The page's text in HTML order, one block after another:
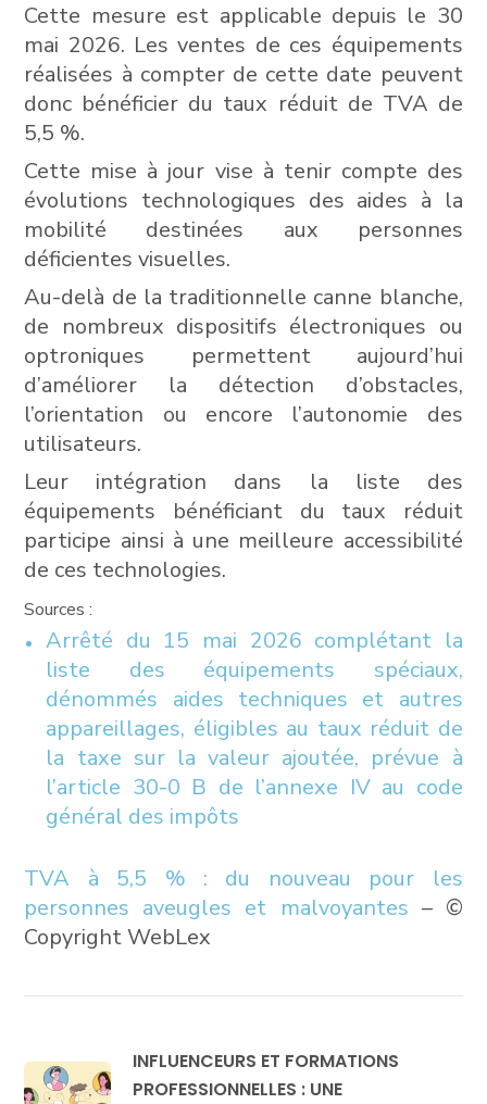
Cette mesure est applicable depuis le 30
mai 2026. Les ventes de ces équipements
réalisées à compter de cette date peuvent
donc bénéficier du taux réduit de TVA de
5,5 %.
Cette mise à jour vise à tenir compte des
évolutions technologiques des aides à la
mobilité destinées aux personnes
déficientes visuelles.
Au-delà de la traditionnelle canne blanche,
de nombreux dispositifs électroniques ou
optroniques permettent aujourd’hui
d’améliorer la détection d’obstacles,
l’orientation ou encore l’autonomie des
utilisateurs.
Leur intégration dans la liste des
équipements bénéficiant du taux réduit
participe ainsi à une meilleure accessibilité
de ces technologies.
Sources :
Arrêté du 15 mai 2026 complétant la
liste des équipements spéciaux,
dénommés aides techniques et autres
appareillages, éligibles au taux réduit de
la taxe sur la valeur ajoutée, prévue à
l’article 30-0 B de l’annexe IV au code
général des impôts
TVA à 5,5 % : du nouveau pour les
personnes aveugles et malvoyantes – ©
Copyright WebLex
INFLUENCEURS ET FORMATIONS
PROFESSIONNELLES : UNE